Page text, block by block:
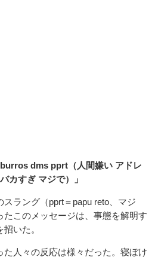
dms pprt（人間嫌い アドレ
カすぎ マジで）」
ラング（pprt＝papu reto、マジ
このメッセージは、事態を解明す
いた。
人々の反応は様々だった。寝ぼけ